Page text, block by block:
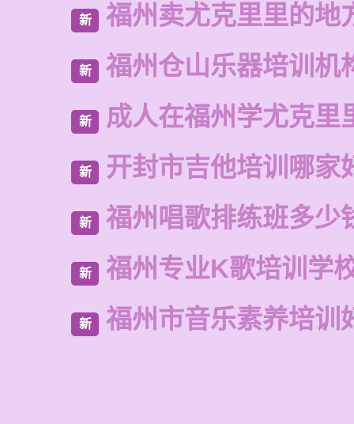
新 福州卖尤克里里的地
新 福州仓山乐器培训机
新 成人在福州学尤克里
新 开封市吉他培训哪家
新 福州唱歌排练班多少
新 福州专业K歌培训学
新 福州市音乐素养培训